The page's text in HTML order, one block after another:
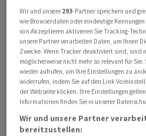
Der überraschende Anstieg
Deutschland fand insgesamt
Handel, hiess es. Die
Wirtschaft hat sich im Mai
Monaten zuvor wieder etwas
0,4 auf 84,9 Punkte. Der
keine Wende zum Besseren,
Wir und unsere 293-Partner speichern und
wie Browserdaten oder eindeutige
von Akzeptieren aktivieren Sie Tracking-
unsere Partner verarbeiten Daten, um Ihnen
Zwecke. Wenn Tracker deaktiviert sind, sind
möglicherweise nicht mehr so relevant für
wieder aufrufen, um Ihre Einstellungen zu
widerrufen, indem Sie auf den Link
der Webseite klicken. Ihre Einstellungen
Informationen finden Sie in unserer
Wir und unsere Partner
bereitzustellen: